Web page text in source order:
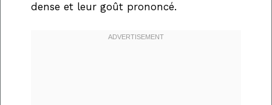
dense et leur goût prononcé.